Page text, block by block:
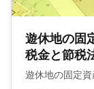
遊休地の固
税金と節税
遊休地の固定